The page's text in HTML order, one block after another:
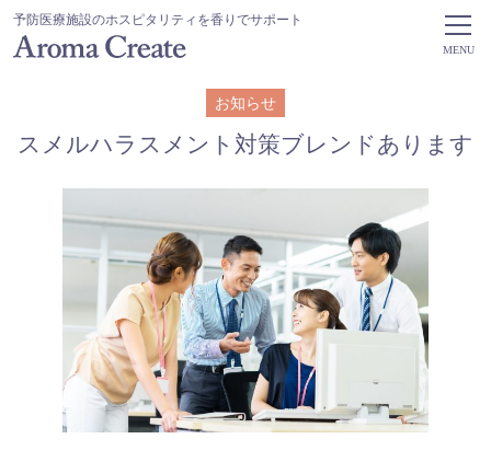
予防医療施設のホスピタリティを香りでサポート
MENU
お知らせ
スメルハラスメント対策ブレンドあります